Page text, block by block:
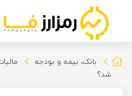
بانک، بیمه و بودجه
شد؟